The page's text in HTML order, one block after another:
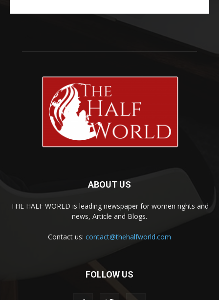
ABOUT US
THE HALF WORLD is leading newspaper for women rights and
news, Article and Blogs.
Contact us: contact@thehalfworld.com
FOLLOW US